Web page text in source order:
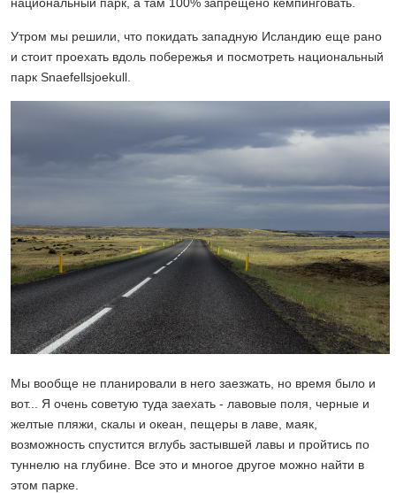
Утром мы решили, что покидать западную Исландию еще рано
и стоит проехать вдоль побережья и посмотреть национальный
парк Snaefellsjoekull.
Мы вообще не планировали в него заезжать, но время было и
вот... Я очень советую туда заехать - лавовые поля, черные и
желтые пляжи, скалы и океан, пещеры в лаве, маяк,
возможность спустится вглубь застывшей лавы и пройтись по
туннелю на глубине. Все это и многое другое можно найти в
этом парке.